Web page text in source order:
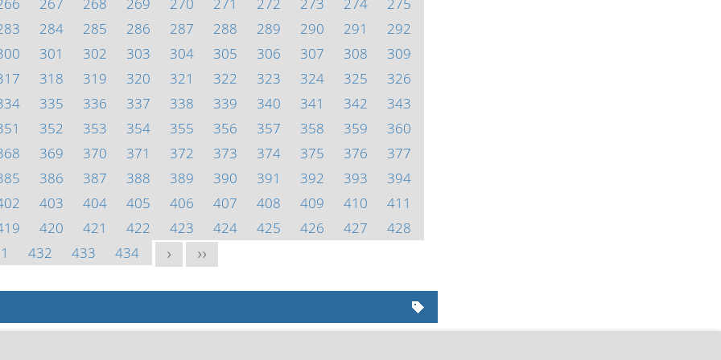
284 285 286 287 288 289 290 291
292
301 302 303 304 305 306 307 308
309
318 319 320 321 322 323 324 325
326
335 336 337 338 339 340 341 342
343
352 353 354 355 356 357 358 359
360
369 370 371 372 373 374 375 376
377
386 387 388 389 390 391 392 393
394
403 404 405 406 407 408 409 410
411
420 421 422 423 424 425 426 427
428
432 433 434 > >>